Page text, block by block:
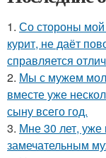
1. Со стороны
курит, не даёт
справляется
2. Мы с мужем
вместе уже
сыну всего год.
3. Мне 30 лет, уже
замечательным